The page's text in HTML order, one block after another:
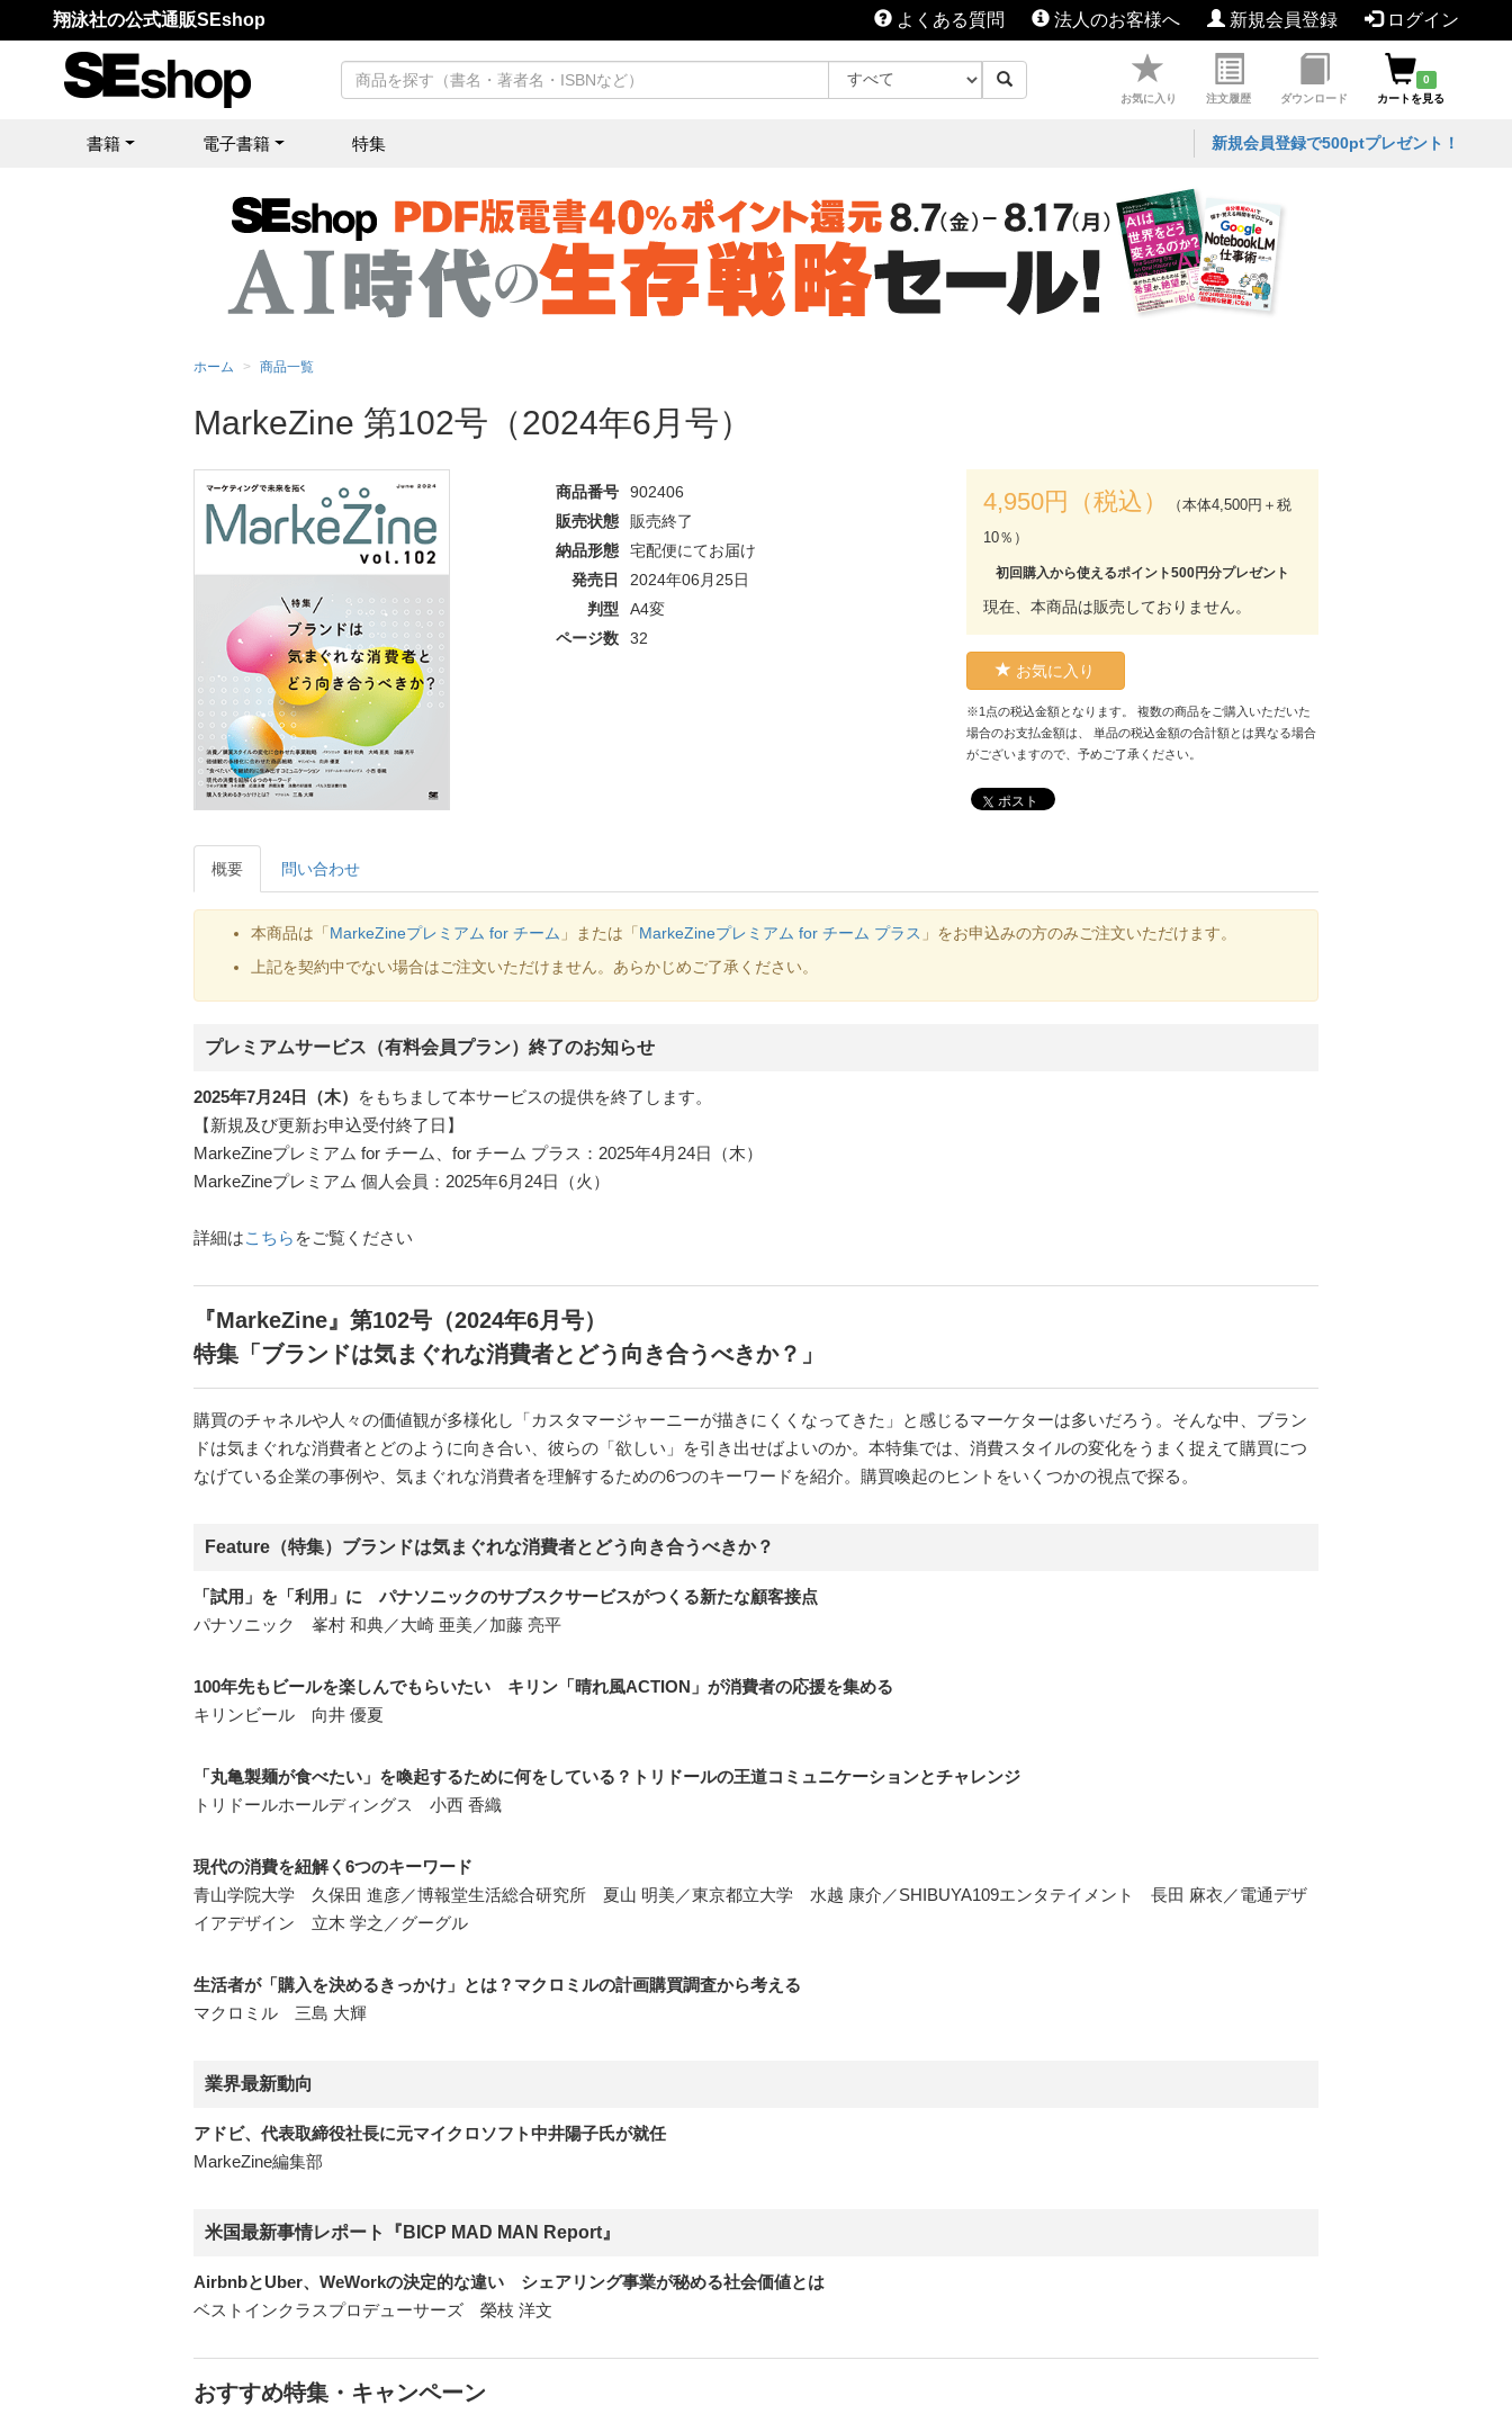
翔泳社の公式通販SEshop よくある質問 法人のお客様へ 新規会員登録 ログイン
お気に入り 注文履歴 ダウンロード
0
カートを見る
書籍 電子書籍 特集 新規会員登録で500ptプレゼント！
ホーム 商品一覧
MarkeZine 第102号（2024年6月号）
商品番号
902406
販売状態
販売終了
納品形態
宅配便にてお届け
発売日
2024年06月25日
判型
A4変
ページ数
32
4,950円（税込）
（本体4,500円＋税
10％）
初回購入から使えるポイント500円分プレゼント
現在、本商品は販売しておりません。
お気に入り
※1点の税込金額となります。 複数の商品をご購入いただいた
場合のお支払金額は、 単品の税込金額の合計額とは異なる場合
がございますので、予めご了承ください。
ポスト
概要 問い合わせ
本商品は「 MarkeZineプレミアム for チーム 」または「 MarkeZineプレミアム for チーム プラス 」をお申込みの方のみご注文いただけます。
上記を契約中でない場合はご注文いただけません。あらかじめご了承ください。
プレミアムサービス（有料会員プラン）終了のお知らせ
2025年7月24日（木）
をもちまして本サービスの提供を終了します。
【新規及び更新お申込受付終了日】
MarkeZineプレミアム for チーム、for チーム プラス：2025年4月24日（木）
MarkeZineプレミアム 個人会員：2025年6月24日（火）
詳細はこちら をご覧ください
『MarkeZine』第102号（2024年6月号）
特集「ブランドは気まぐれな消費者とどう向き合うべきか？」
購買のチャネルや人々の価値観が多様化し「カスタマージャーニーが描きにくくなってきた」と感じるマーケターは多いだろう。そんな中、ブラン
ドは気まぐれな消費者とどのように向き合い、彼らの「欲しい」を引き出せばよいのか。本特集では、消費スタイルの変化をうまく捉えて購買につ
なげている企業の事例や、気まぐれな消費者を理解するための6つのキーワードを紹介。購買喚起のヒントをいくつかの視点で探る。
Feature（特集）ブランドは気まぐれな消費者とどう向き合うべきか？
「試用」を「利用」に パナソニックのサブスクサービスがつくる新たな顧客接点
パナソニック 峯村 和典／大崎 亜美／加藤 亮平
100年先もビールを楽しんでもらいたい キリン「晴れ風ACTION」が消費者の応援を集める
キリンビール 向井 優夏
「丸亀製麺が食べたい」を喚起するために何をしている？トリドールの王道コミュニケーションとチャレンジ
トリドールホールディングス 小西 香織
現代の消費を紐解く6つのキーワード
青山学院大学 久保田 進彦／博報堂生活総合研究所 夏山 明美／東京都立大学 水越 康介／SHIBUYA109エンタテイメント 長田 麻衣／電通デザ
イアデザイン 立木 学之／グーグル
生活者が「購入を決めるきっかけ」とは？マクロミルの計画購買調査から考える
マクロミル 三島 大輝
業界最新動向
アドビ、代表取締役社長に元マイクロソフト中井陽子氏が就任
MarkeZine編集部
米国最新事情レポート『BICP MAD MAN Report』
AirbnbとUber、WeWorkの決定的な違い シェアリング事業が秘める社会価値とは
ベストインクラスプロデューサーズ 榮枝 洋文
おすすめ特集・キャンペーン